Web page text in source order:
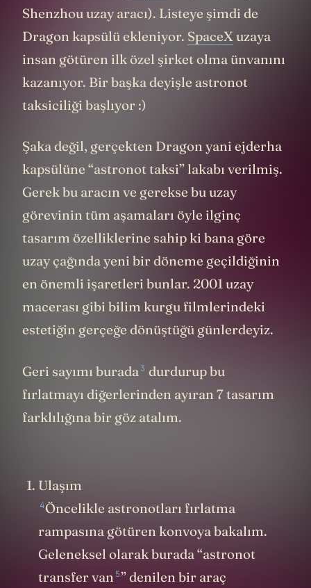
Shenzhou uzay aracı). Listeye şimdi de
Dragon kapsülü ekleniyor. SpaceX uzaya
insan götüren ilk özel şirket olma ünvanını
kazanıyor. Bir başka deyişle astronot
taksiciliği başlıyor :)
Şaka değil, gerçekten Dragon yani ejderha
kapsülüne “astronot taksi” lakabı verilmiş.
Gerek bu aracın ve gerekse bu uzay
görevinin tüm aşamaları öyle ilginç
tasarım özelliklerine sahip ki bana göre
uzay çağında yeni bir döneme geçildiğinin
en önemli işaretleri bunlar. 2001 uzay
macerası gibi bilim kurgu filmlerindeki
estetiğin gerçeğe dönüştüğü günlerdeyiz.
Geri sayımı burada3 durdurup bu
fırlatmayı diğerlerinden ayıran 7 tasarım
farklılığına bir göz atalım.
Ulaşım
4Öncelikle astronotları fırlatma
rampasına götüren konvoya bakalım.
Geleneksel olarak burada “astronot
transfer van 5” denilen bir araç